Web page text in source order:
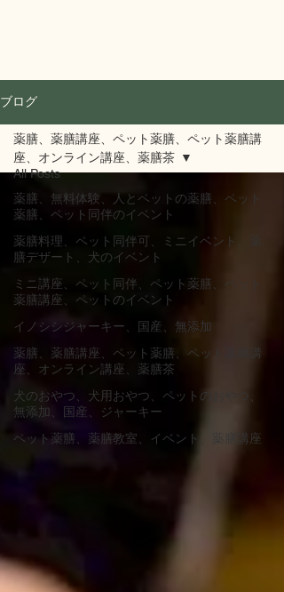
ブログ
All Posts
薬膳、無料体験、人とペットの薬膳、ペット
薬膳、ペット同伴のイベント
薬膳料理、ペット同伴可、ミニイベント、薬
膳デザート、犬のイベント
ミニ講座、ペット同伴、ペット薬膳、ペット
薬膳講座、ペットのイベント
イノシシジャーキー、国産、無添加
薬膳、薬膳講座、ペット薬膳、ペット薬膳講
座、オンライン講座、薬膳茶
犬のおやつ、犬用おやつ、ペットのおやつ、
無添加、国産、ジャーキー
ペット薬膳、薬膳教室、イベント、薬膳講座
薬膳、薬膳講座、ペット薬膳、ペット薬膳講
座、オンライン講座、薬膳茶